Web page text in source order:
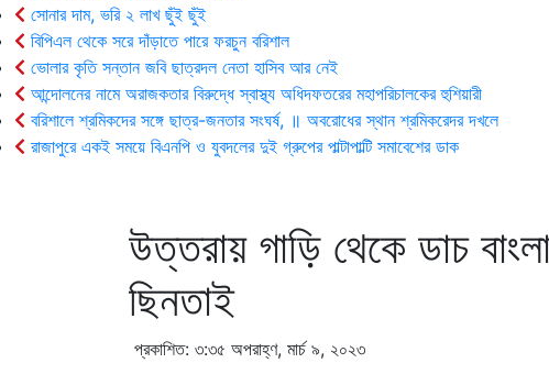
সোনার দাম, ভরি ২ লাখ ছুঁই ছুঁই
বিপিএল থেকে সরে দাঁড়াতে পারে ফরচুন বরিশাল
ভোলার কৃ‌তি সন্তান জবি ছাত্রদল নেতা হাসিব আর নেই
আন্দোলনের নামে অরাজকতার বিরুদ্ধে স্বাস্থ্য অধিদফতরের মহাপরিচালকের হুশিয়ারী
বরিশালে শ্রমিকদের সঙ্গে ছাত্র-জনতার সংঘর্ষ, ॥ অবরোধের স্থান শ্রমিকরেদর দখলে
রাজাপুরে একই সময়ে বিএনপি ও যুবদলের দুই গ্রুপের পাল্টাপাল্টি সমাবেশের ডাক
উত্তরায় গাড়ি থেকে ডাচ
ছিনতাই
প্রকাশিত: ৩:৩৫ অপরাহ্ণ, মার্চ ৯, ২০২৩